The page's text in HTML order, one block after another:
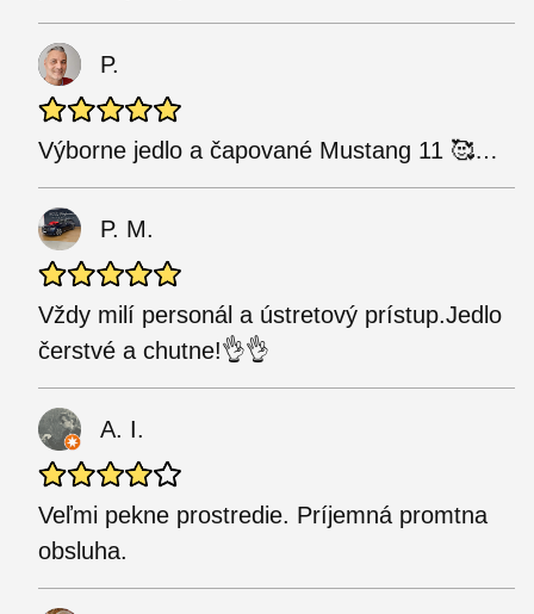
P.
Výborne jedlo a čapované Mustang 11 🥰…
P. M.
Vždy milí personál a ústretový prístup.Jedlo
čerstvé a chutne!👌👌
A. I.
Veľmi pekne prostredie. Príjemná promtna
obsluha.